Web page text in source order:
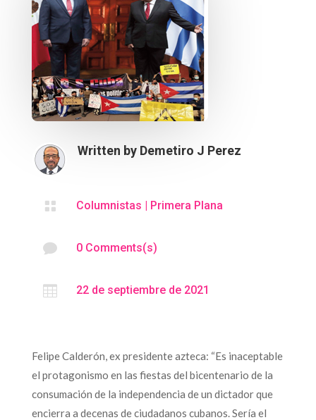
Written by Demetiro J Perez
 Columnistas | Primera Plana
 0 Comments(s)
 22 de septiembre de 2021
Felipe Calderón, ex presidente azteca: “Es inaceptable
el protagonismo en las fiestas del bicentenario de la
consumación de la independencia de un dictador que
encierra a decenas de ciudadanos cubanos. Sería el